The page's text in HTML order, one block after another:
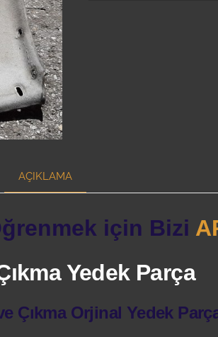
AÇIKLAMA
için Bizi
Yedek Parça
Çıkma Orjinal Yedek